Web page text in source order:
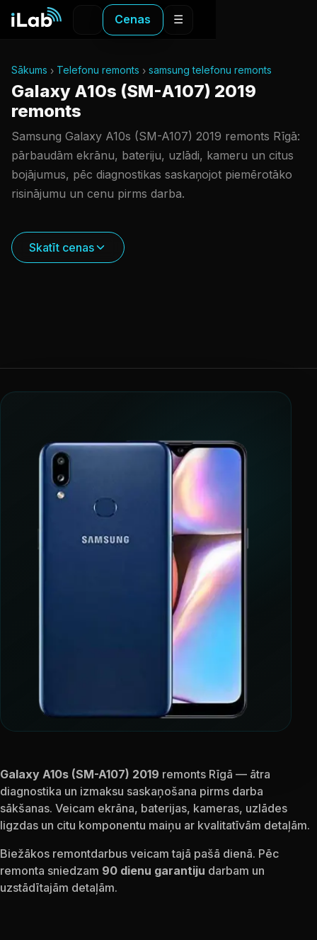
Cenas ☰
Sākums Telefonu remonts samsung telefonu remonts
Galaxy A10s (SM-A107) 2019
remonts
Samsung Galaxy A10s (SM-A107) 2019 remonts Rīgā:
pārbaudām ekrānu, bateriju, uzlādi, kameru un citus
bojājumus, pēc diagnostikas saskaņojot piemērotāko
risinājumu un cenu pirms darba.
Skatīt cenas
Galaxy A10s (SM-A107) 2019 remonts Rīgā — ātra
diagnostika un izmaksu saskaņošana pirms darba
sākšanas. Veicam ekrāna, baterijas, kameras, uzlādes
ligzdas un citu komponentu maiņu ar kvalitatīvām detaļām.
Biežākos remontdarbus veicam tajā pašā dienā. Pēc
remonta sniedzam 90 dienu garantiju darbam un
uzstādītajām detaļām.